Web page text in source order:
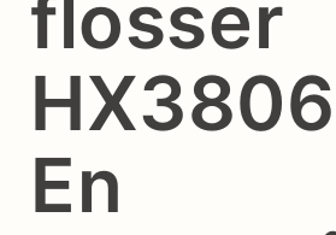
flosser
En